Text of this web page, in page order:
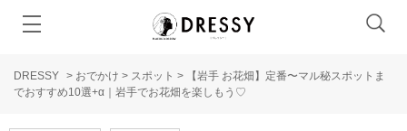
DRESSY > おでかけ > スポット >
【岩手 お花畑】定番〜マル秘スポットま
でおすすめ10選+α｜岩手でお花畑を楽しもう♡